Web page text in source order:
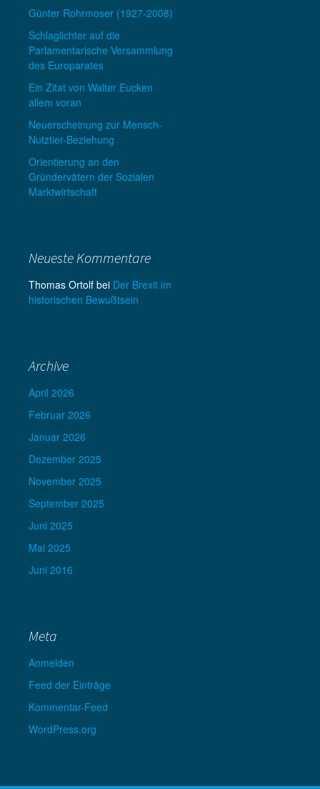
Günter Rohrmoser (1927-2008)
Schlaglichter auf die
Parlamentarische Versammlung
des Europarates
Ein Zitat von Walter Eucken
allem voran
Neuerscheinung zur Mensch-
Nutztier-Beziehung
Orientierung an den
Gründervätern der Sozialen
Marktwirtschaft
Neueste Kommentare
Thomas Ortolf bei Der Brexit im
historischen Bewußtsein
Archive
April 2026
Februar 2026
Januar 2026
Dezember 2025
November 2025
September 2025
Juni 2025
Mai 2025
Juni 2016
Meta
Anmelden
Feed der Einträge
Kommentar-Feed
WordPress.org